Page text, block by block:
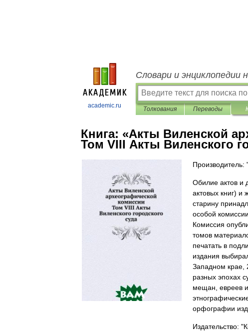
academic.ru
Словари и энциклопедии
Толкования Переводы
Книга: «Акты Виленской
Том VIII Акты Виленского
Обилие актов и
актовых книг) и
старину
особой
Комиссия
томов
печатать в
издания
Западном крае,
разных эпохах
мещан, евреев
орфографии
Издательство: